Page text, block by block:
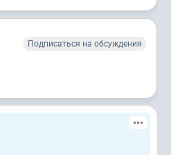
Подписаться на обсуждения